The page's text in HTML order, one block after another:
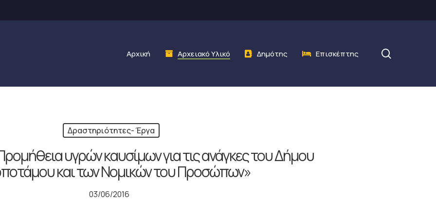
Αρχική Αρχειακό Υλικό Δημότης Επισκέπτης
Δραστηριότητες- Έργα
υγρών καυσίμων για τις ανάγκες του Δήμου
και των Νομικών του Προσώπων»
03/06/2016